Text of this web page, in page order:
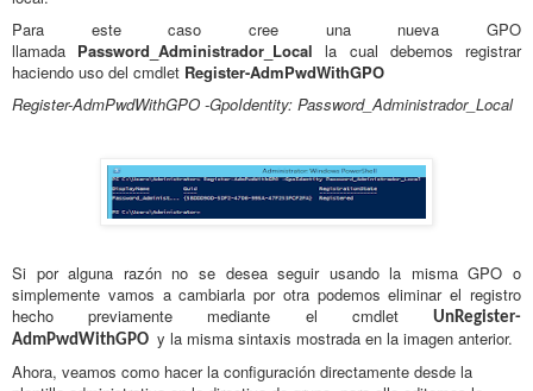
Para este caso cree una nueva GPO
llamada Password_Administrador_Localla cual debemos registrar
haciendo uso del cmdlet Register-AdmPwdWithGPO
Register-AdmPwdWithGPO -GpoIdentity: Password_Administrador_Local
Si por alguna razón no se desea seguir usando la misma GPO o
simplemente vamos a cambiarla por otra podemos eliminar el registro
hecho previamente mediante el cmdlet
UnRegister-
AdmPwdWithGPO y la misma sintaxis mostrada en la imagen anterior.
Ahora, veamos como hacer la configuración directamente desde la